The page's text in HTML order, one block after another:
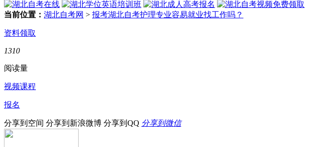
当前位置： 湖北自考网 > 报考湖北自考护理专业容易就业找工作吗？
资料领取
1310
阅读量
视频课程
报名
分享到空间 分享到新浪微博 分享到QQ 分享到微信